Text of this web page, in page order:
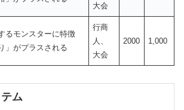
大会
るモンスターに特徴
」がプラスされる
行商
人、
大会
2000 1,000
ム